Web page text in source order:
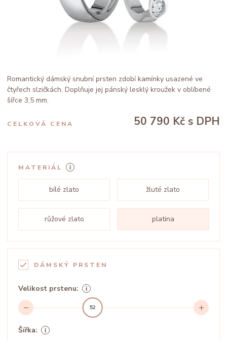
Romantický dámský snubní prsten zdobí kamínky usazené ve
čtyřech slzičkách. Doplňuje jej pánský lesklý kroužek v oblíbené
šířce 3,5 mm.
CELKOVÁ CENA 50 790 Kč s DPH
MATERIÁL
bílé zlato žluté zlato
růžové zlato platina
DÁMSKÝ PRSTEN
Velikost prstenu:
52
Šířka: